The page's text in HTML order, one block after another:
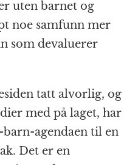
uten barnet og
noe samfunn mer
som devaluerer
tatt alvorlig, og
med på laget, har
agendaen til en
Det er en